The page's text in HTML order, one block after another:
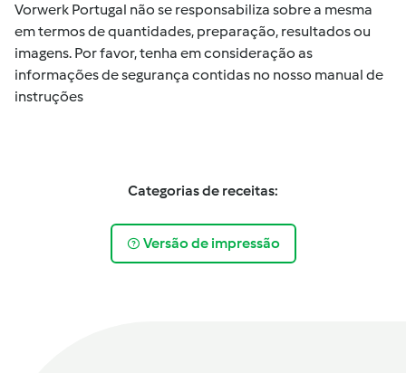
Vorwerk Portugal não se responsabiliza sobre a mesma
em termos de quantidades, preparação, resultados ou
imagens. Por favor, tenha em consideração as
informações de segurança contidas no nosso manual de
instruções
Categorias de receitas:
Versão de impressão